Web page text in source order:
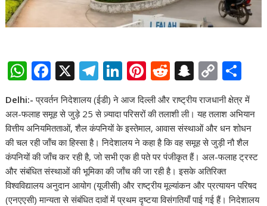
W
h
at
s
A
p
p
F
ac
e
b
o
o
k
X T
el
e
gr
a
m
Li
n
k
e
dI
n
Pi
nt
er
e
st
R
e
d
di
t
S
n
a
p
c
h
at
C
o
p
y
Li
n
k
h
ar
e
Delhi:- प्रवर्तन निदेशालय (ईडी) ने आज दिल्ली और राष्ट्रीय राजधानी क्षेत्र में
अल-फलाह समूह से जुड़े 25 से ज़्यादा परिसरों की तलाशी ली। यह तलाश अभियान
वित्तीय अनियमितताओं, शैल कंपनियों के इस्तेमाल, आवास संस्थाओं और धन शोधन
की चल रही जाँच का हिस्सा है। निदेशालय ने कहा है कि वह समूह से जुड़ी नौ शैल
कंपनियों की जाँच कर रही है, जो सभी एक ही पते पर पंजीकृत हैं। अल-फलाह ट्रस्ट
और संबंधित संस्थाओं की भूमिका की जाँच की जा रही है। इसके अतिरिक्‍त
विश्‍वविद्यालय अनुदान आयोग (यूजीसी) और राष्‍ट्रीय मूल्‍यांकन और प्रत्‍यायन परिषद
(एनएएसी) मान्यता से संबंधित दावों में प्रथम दृष्टया विसंगतियाँ पाई गई हैं। निदेशालय